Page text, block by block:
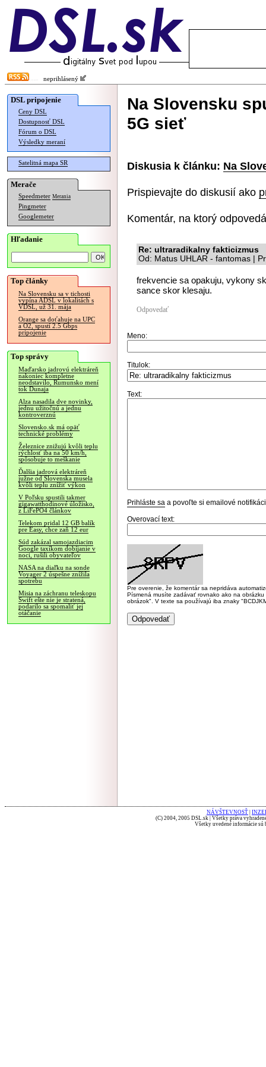
neprihlásený
DSL pripojenie
Ceny DSL
Dostupnosť DSL
Fórum o DSL
Výsledky meraní
Satelitná mapa SR
Merače
Speedmeter Merania
Pingmeter
Googlemeter
Hľadanie
Top články
Na Slovensku sa v tichosti
vypína ADSL v lokalitách s
VDSL, už 31. mája
Orange sa doťahuje na UPC
a O2, spustí 2.5 Gbps
pripojenie
Top správy
Maďarsko jadrovú elektráreň
nakoniec kompletne
neodstavilo, Rumunsko mení
tok Dunaja
Alza nasadila dve novinky,
jednu užitočnú a jednu
kontroverznú
Slovensko.sk má opäť
technické problémy
Železnice znižujú kvôli teplu
rýchlosť iba na 50 km/h,
spôsobuje to meškanie
Ďalšia jadrová elektráreň
južne od Slovenska musela
kvôli teplu znížiť výkon
V Poľsku spustili takmer
gigawatthodinové úložisko,
z LiFePO4 článkov
Telekom pridal 12 GB balík
pre Easy, chce zaň 12 eur
Súd zakázal samojazdiacim
Google taxíkom dobíjanie v
noci, rušili obyvateľov
NASA na diaľku na sonde
Voyager 2 úspešne znížila
spotrebu
Misia na záchranu teleskopu
Swift ešte nie je stratená,
podarilo sa spomaliť jej
otáčanie
Na Slovensku
5G sieť
Diskusia k článku: Na
Prispievajte do diskusií ako
Komentár, na ktorý
Re: ultraradikalny fakticizmus
Od: Matus UHLAR - fantomas |
frekvencie sa opakuju, vykony
sance skor klesaju.
Odpovedať
Meno:
Titulok:
Text:
Prihláste sa a povoľte si emailové
Overovací text:
Pre overenie, že komentár sa nepridáva
Písmená musíte zadávať rovnako ako na
obrázok". V texte sa používajú iba znaky
NÁVŠTEVNOSŤ
(C) 2004, 2005 DSL.sk | Všetky práva
Všetky uvedené informácie sú